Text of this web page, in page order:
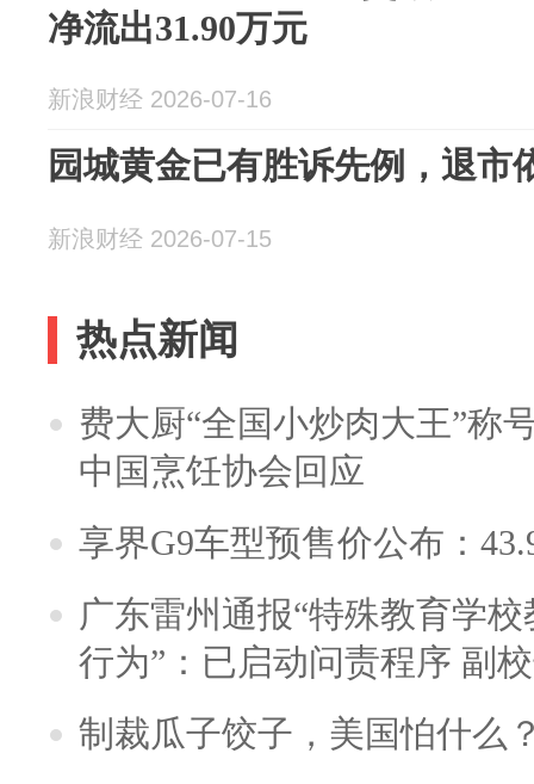
净流出31.90万元
新浪财经 2026-07-16
园城黄金已有胜诉先例，退市
新浪财经 2026-07-15
热点新闻
费大厨“全国小炒肉大王”称
中国烹饪协会回应
享界G9车型预售价公布：
广东雷州通报“特殊教育学
行为”：已启动问责程序 副
制裁瓜子饺子，美国怕什么